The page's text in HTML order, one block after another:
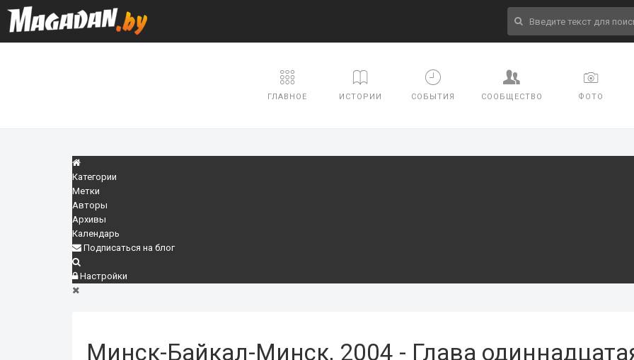
ГЛАВНОЕ ИСТОРИИ СОБЫТИЯ СООБЩЕСТВО ФОТО
Категории
Метки
Авторы
Архивы
Календарь
Подписаться на блог
Настройки
Минск-Байкал-Минск, 2004 - Глава